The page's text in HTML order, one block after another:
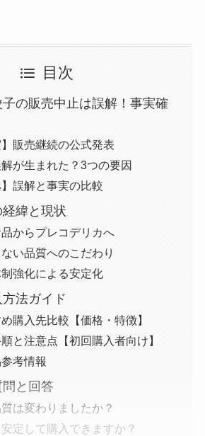
目次
の販売中止は誤解！事実確
】販売継続の公式発表
が生まれた？3つの要因
】誤解と事実の比較
緯と現状
からプレコデリカへ
い品質へのこだわり
強化による安定化
法ガイド
購入先比較【価格・特徴】
と注意点【初回購入者向け】
考情報
と回答
は変わりましたか？
定して購入できますか？